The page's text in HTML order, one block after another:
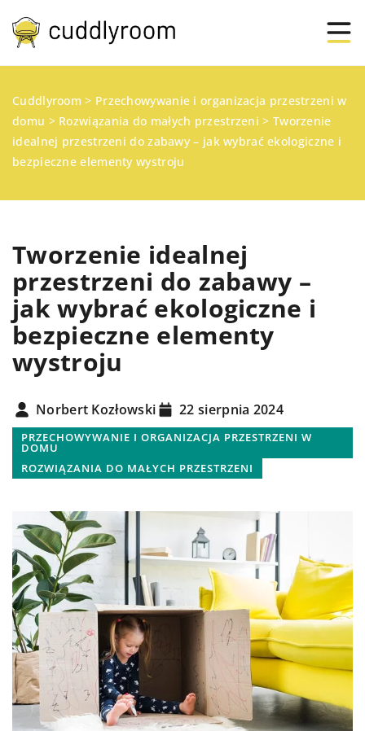
Cuddlyroom > Przechowywanie i organizacja przestrzeni w
domu > Rozwiązania do małych przestrzeni > Tworzenie
idealnej przestrzeni do zabawy – jak wybrać ekologiczne i
bezpieczne elementy wystroju
Tworzenie idealnej
przestrzeni do zabawy –
jak wybrać ekologiczne i
bezpieczne elementy
wystroju
Norbert Kozłowski 22 sierpnia 2024
PRZECHOWYWANIE I ORGANIZACJA PRZESTRZENI W
DOMU
ROZWIĄZANIA DO MAŁYCH PRZESTRZENI